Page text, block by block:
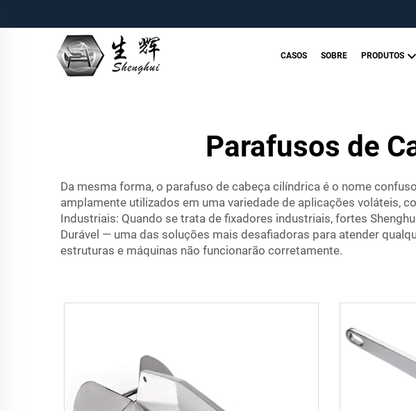
CASOS SOBRE PRODUTOS
Parafusos de
Da mesma forma, o parafuso de cabeça cilíndrica é o nome
amplamente utilizados em uma variedade de aplicações voláteis,
Industriais: Quando se trata de fixadores industriais, fortes
Durável — uma das soluções mais desafiadoras para atender
estruturas e máquinas não funcionarão corretamente.